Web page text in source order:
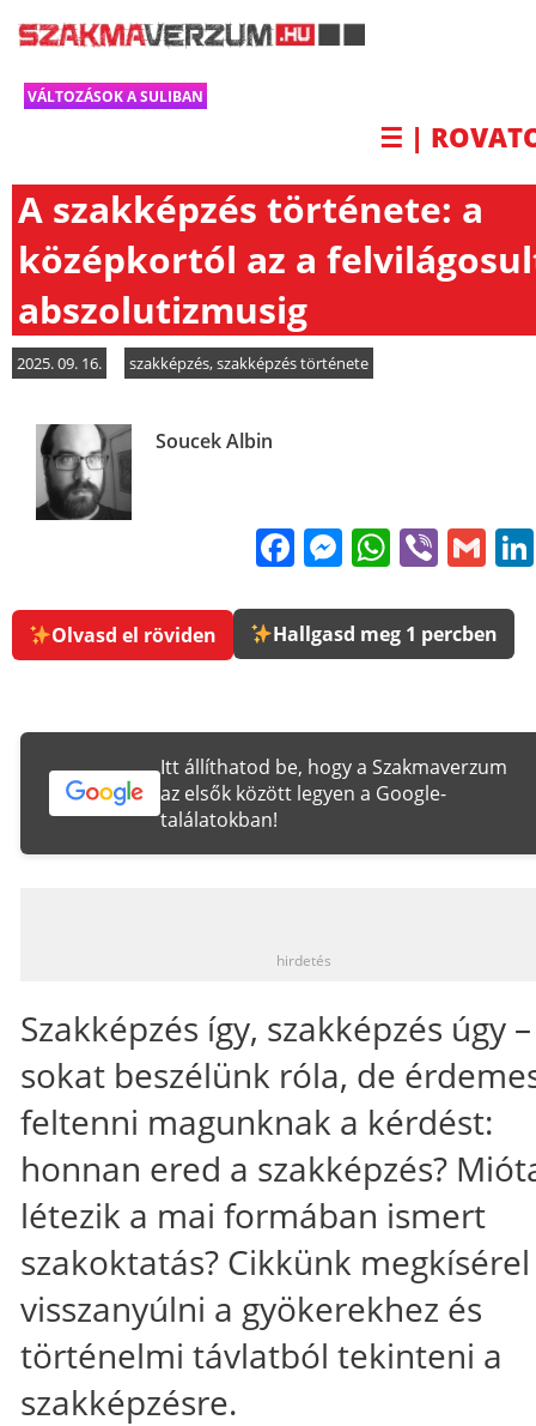
VÁLTOZÁSOK A SULIBAN
☰ |
A szakképzés története: a
középkortól az a
abszolutizmusig
2025. 09. 16. szakképzés,szakképzés története
Soucek Albin
FacebookViber
Olvasd el röviden Hallgasd meg 1 percben
Itt állíthatod be, hogy a Szakmaverzum
az elsők között legyen a Google-
találatokban!
hirdetés
Szakképzés így, szakképzés úgy –
sokat beszélünk róla, de
feltenni magunknak a kérdést:
honnan ered a szakképzés?
létezik a mai formában ismert
szakoktatás? Cikkünk megkísérel
visszanyúlni a gyökerekhez és
történelmi távlatból tekinteni a
szakképzésre.